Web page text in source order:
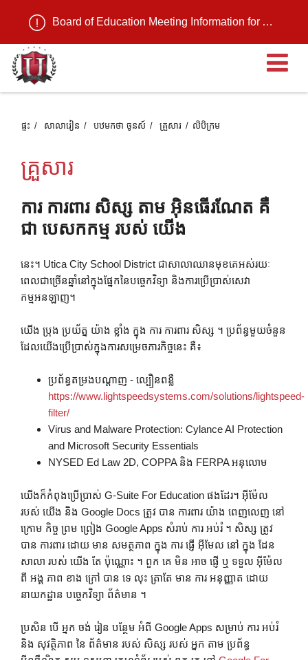
Board of Education Meeting Information for August 11, 2026
ប
ផ្ទះ សាលារៀន បឋមកថា ចូនស៍ គ្រួសារ លិបិក្រម
គ្រួសារ
ការ ការពារ សិស្ស តាម អ៊ិនធើរណែត គឺ
ជា បេសកកម្ម របស់ យើង
នេះ។ Utica City School District ជាសាលាឈានមុខគេអស់រយៈ
ពេលជាច្រើនឆ្នាំនៅក្នុងផ្នែកនៃបច្ចេកវិទ្យា និងការប្រើប្រាស់សេវា
កម្មអនឡាញ។
យើង ប្រុង ប្រយ័ត្ន យ៉ាង ខ្លាំង ក្នុង ការ ការពារ សិស្ស ។ ប្រព័ន្ធមួយចំនួន
ដែលយើងប្រើប្រាស់ក្នុងការសម្រេចភារកិច្ចនេះ គឺ៖
ប្រព័ន្ធតម្រងបណ្ដាញ - ល្បឿនពន្លឺ
https://www.lightspeedsystems.com/solutions/lightspeed-
filter/
Virus and Malware Protection: Cylance AI Protection
and Microsoft Security Essentials
NYSED Ed Law 2D, COPPA និង FERPA អនុលោម
យើងក៏កំពុងប្រើប្រាស់ G-Suite For Education ផងដែរ។ អ៊ីម៉ែល
របស់ យើង និង Google Docs ត្រូវ បាន ការពារ យ៉ាង ពេញលេញ នៅ
ក្រោម កិច្ច ព្រម ព្រៀង Google Apps សំរាប់ ការ អប់រំ ។ សិស្ស ត្រូវ
បាន ការពារ ដោយ មាន សមត្ថភាព ក្នុង ការ ផ្ញើ អ៊ីមែល នៅ ក្នុង ដែន
សាលា របស់ យើង តែ ប៉ុណ្ណោះ ។ ពួក គេ មិន អាច ផ្ញើ ឬ ទទួល អ៊ីម៉ែល
ពី អង្គ ភាព ខាង ក្រៅ បាន ទេ លុះ ត្រាតែ មាន ការ អនុញ្ញាត ដោយ
នាយកដ្ឋាន បច្ចេកវិទ្យា ព័ត៌មាន ។
ប្រសិន បើ អ្នក ចង់ រៀន បន្ថែម អំពី Google Apps សម្រាប់ ការ អប់រំ
និង សុវត្ថិភាព នៃ ព័ត៌មាន របស់ សិស្ស របស់ អ្នក តាម ប្រព័ន្ធ